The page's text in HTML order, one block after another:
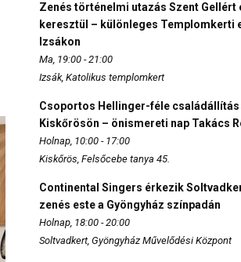
Zenés történelmi utazás Szent Gellért
keresztül – különleges Templomkerti
Izsákon
Ma, 19:00 - 21:00
Izsák, Katolikus templomkert
Csoportos Hellinger-féle családállítás
Kiskőrösön – önismereti nap Takács
Holnap, 10:00 - 17:00
Kiskőrös, Felsőcebe tanya 45.
Continental Singers érkezik
zenés este a Gyöngyház színpadán
Holnap, 18:00 - 20:00
Soltvadkert, Gyöngyház Művelődési Központ